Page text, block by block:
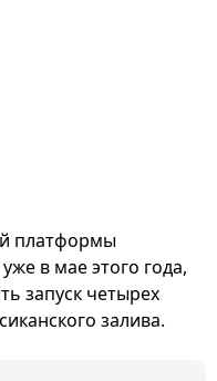
платформы
в мае этого года,
запуск четырех
залива.